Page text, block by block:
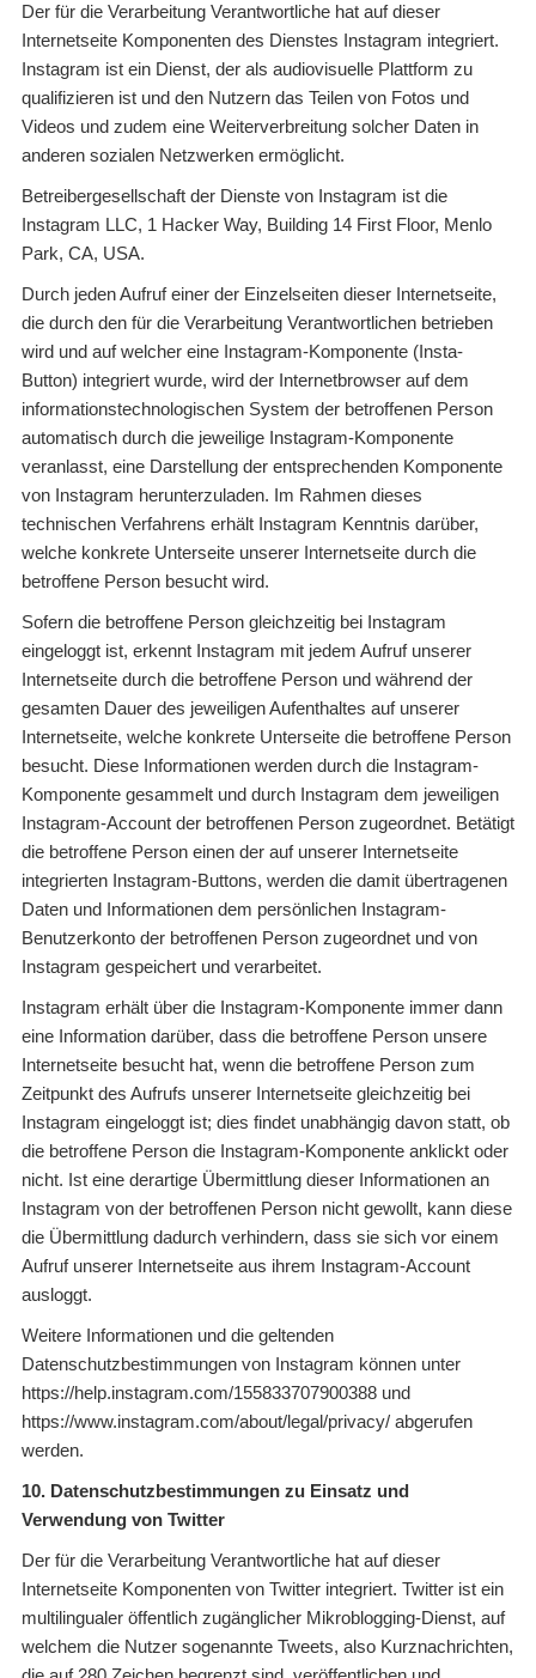
Der für die Verarbeitung Verantwortliche hat auf dieser
Internetseite Komponenten des Dienstes Instagram integriert.
Instagram ist ein Dienst, der als audiovisuelle Plattform zu
qualifizieren ist und den Nutzern das Teilen von Fotos und
Videos und zudem eine Weiterverbreitung solcher Daten in
anderen sozialen Netzwerken ermöglicht.
Betreibergesellschaft der Dienste von Instagram ist die
Instagram LLC, 1 Hacker Way, Building 14 First Floor, Menlo
Park, CA, USA.
Durch jeden Aufruf einer der Einzelseiten dieser Internetseite,
die durch den für die Verarbeitung Verantwortlichen betrieben
wird und auf welcher eine Instagram-Komponente (Insta-
Button) integriert wurde, wird der Internetbrowser auf dem
informationstechnologischen System der betroffenen Person
automatisch durch die jeweilige Instagram-Komponente
veranlasst, eine Darstellung der entsprechenden Komponente
von Instagram herunterzuladen. Im Rahmen dieses
technischen Verfahrens erhält Instagram Kenntnis darüber,
welche konkrete Unterseite unserer Internetseite durch die
betroffene Person besucht wird.
Sofern die betroffene Person gleichzeitig bei Instagram
eingeloggt ist, erkennt Instagram mit jedem Aufruf unserer
Internetseite durch die betroffene Person und während der
gesamten Dauer des jeweiligen Aufenthaltes auf unserer
Internetseite, welche konkrete Unterseite die betroffene Person
besucht. Diese Informationen werden durch die Instagram-
Komponente gesammelt und durch Instagram dem jeweiligen
Instagram-Account der betroffenen Person zugeordnet. Betätigt
die betroffene Person einen der auf unserer Internetseite
integrierten Instagram-Buttons, werden die damit übertragenen
Daten und Informationen dem persönlichen Instagram-
Benutzerkonto der betroffenen Person zugeordnet und von
Instagram gespeichert und verarbeitet.
Instagram erhält über die Instagram-Komponente immer dann
eine Information darüber, dass die betroffene Person unsere
Internetseite besucht hat, wenn die betroffene Person zum
Zeitpunkt des Aufrufs unserer Internetseite gleichzeitig bei
Instagram eingeloggt ist; dies findet unabhängig davon statt, ob
die betroffene Person die Instagram-Komponente anklickt oder
nicht. Ist eine derartige Übermittlung dieser Informationen an
Instagram von der betroffenen Person nicht gewollt, kann diese
die Übermittlung dadurch verhindern, dass sie sich vor einem
Aufruf unserer Internetseite aus ihrem Instagram-Account
ausloggt.
Weitere Informationen und die geltenden
Datenschutzbestimmungen von Instagram können unter
https://help.instagram.com/155833707900388 und
https://www.instagram.com/about/legal/privacy/ abgerufen
werden.
10. Datenschutzbestimmungen zu Einsatz und
Verwendung von Twitter
Der für die Verarbeitung Verantwortliche hat auf dieser
Internetseite Komponenten von Twitter integriert. Twitter ist ein
multilingualer öffentlich zugänglicher Mikroblogging-Dienst, auf
welchem die Nutzer sogenannte Tweets, also Kurznachrichten,